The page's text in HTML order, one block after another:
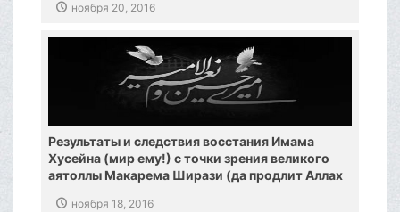
ноября 20, 2016
Результаты и следствия восстания Имама
Хусейна (мир ему!) с точки зрения великого
аятоллы Макарема Ширази (да продлит Аллах
ноября 18, 2016